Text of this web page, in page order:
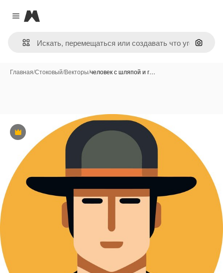
Close menu
Magnific
Поиск
Главная/Стоковый/Векторы/человек с шляпой и г…
Премиум